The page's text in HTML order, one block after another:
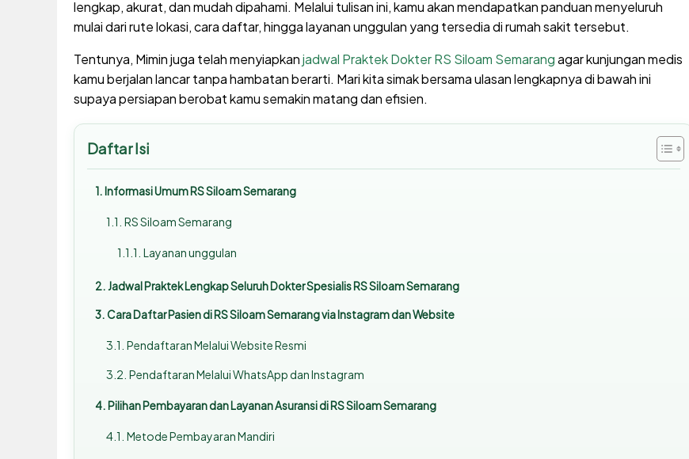
lengkap, akurat, dan mudah dipahami. Melalui tulisan ini, kamu akan mendapatkan panduan menyeluruh
mulai dari rute lokasi, cara daftar, hingga layanan unggulan yang tersedia di rumah sakit tersebut.
Tentunya, Mimin juga telah menyiapkanjadwal Praktek Dokter RS Siloam Semarangagar kunjungan medis
kamu berjalan lancar tanpa hambatan berarti. Mari kita simak bersama ulasan lengkapnya di bawah ini
supaya persiapan berobat kamu semakin matang dan efisien.
Daftar Isi
Informasi Umum RS Siloam Semarang
RS Siloam Semarang
Layanan unggulan
Jadwal Praktek Lengkap Seluruh Dokter Spesialis RS Siloam Semarang
Cara Daftar Pasien di RS Siloam Semarang via Instagram dan Website
Pendaftaran Melalui Website Resmi
Pendaftaran Melalui WhatsApp dan Instagram
Pilihan Pembayaran dan Layanan Asuransi di RS Siloam Semarang
Metode Pembayaran Mandiri